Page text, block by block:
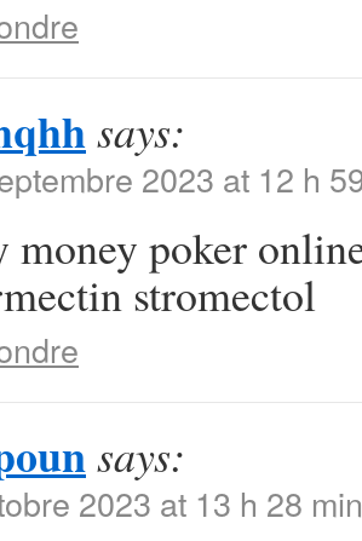
says:
2023 at 12 h
money poker
stromectol
says:
2023 at 13 h 28 min